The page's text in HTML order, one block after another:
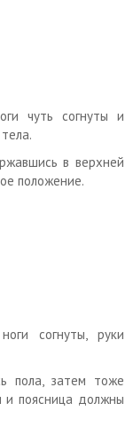
чуть согнуты и
в верхней
положение.
согнуты, руки
пола, затем тоже
и поясница должны